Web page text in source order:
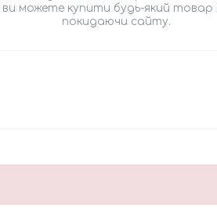
ви можете купити будь-який товар
покидаючи сайту.